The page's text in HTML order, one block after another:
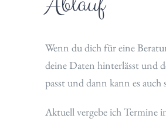
Wenn du dich für eine
deine Daten hinterlässt und
passt und dann kann es
Aktuell vergebe ich Termine